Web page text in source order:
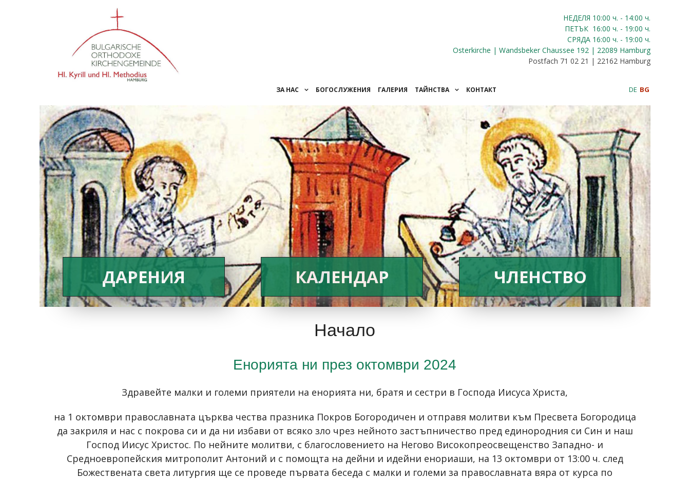
НЕДЕЛЯ 10:00 ч. - 14:00 ч.
ПЕТЪК 16:00 ч. - 19:00 ч.
СРЯДА 16:00 ч. - 19:00 ч.
Osterkirche | Wandsbeker Chaussee 192 | 22089 Hamburg
Postfach 71 02 21 | 22162 Hamburg
ЗА НАС БОГОСЛУЖЕНИЯ ГАЛЕРИЯ ТАЙНСТВА КОНТАКТ DE BG
ДАРЕНИЯ КАЛЕНДАР ЧЛЕНСТВО
Начало
Енорията ни през октомври 2024
Здравейте малки и големи приятели на енорията ни, братя и сестри в Господа Иисуса Христа,
на 1 октомври православната църква чества празника Покров Богородичен и отправя молитви към Пресвета Богородица
да закриля и нас с покрова си и да ни избави от всяко зло чрез нейното застъпничество пред единородния си Син и наш
Господ Иисус Христос. По нейните молитви, с благословението на Негово Високопреосвещенство Западно- и
Средноевропейския митрополит Антоний и с помощта на дейни и идейни енориаши, на 13 октомври от 13:00 ч. след
Божествената света литургия ще се проведе първата беседа с малки и големи за православната вяра от курса по